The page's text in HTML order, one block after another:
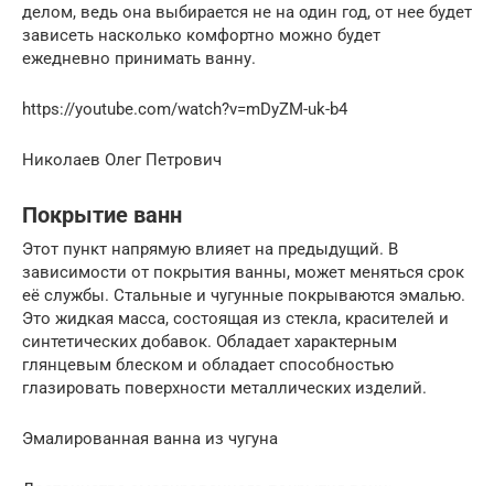
делом, ведь она выбирается не на один год, от нее будет
зависеть насколько комфортно можно будет
ежедневно принимать ванну.
https://youtube.com/watch?v=mDyZM-uk-b4
Николаев Олег Петрович
Покрытие ванн
Этот пункт напрямую влияет на предыдущий. В
зависимости от покрытия ванны, может меняться срок
её службы. Стальные и чугунные покрываются эмалью.
Это жидкая масса, состоящая из стекла, красителей и
синтетических добавок. Обладает характерным
глянцевым блеском и обладает способностью
глазировать поверхности металлических изделий.
Эмалированная ванна из чугуна